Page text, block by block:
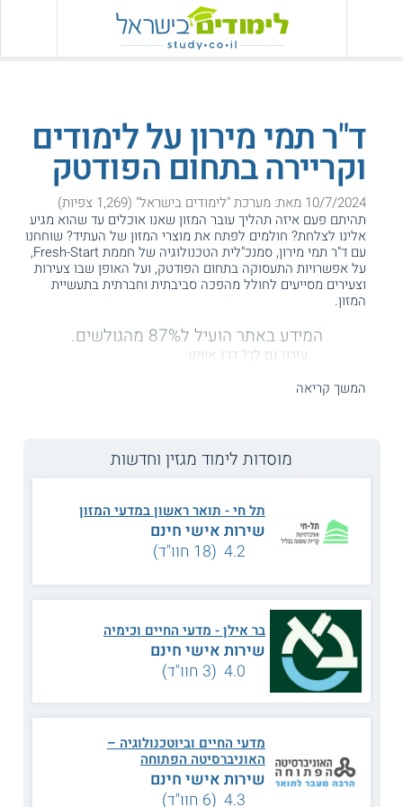
ד"ר תמי מירון על לימודים
וקריירה בתחום הפודטק
10/7/2024 מאת: מערכת "לימודים בישראל" (1,269 צפיות)
תהיתם פעם איזה תהליך עובר המזון שאנו אוכלים עד שהוא מגיע
אלינו לצלחת? חולמים לפתח את מוצרי המזון של העתיד? שוחחנו
עם ד"ר תמי מירון, סמנכ"לית הטכנולוגיה של חממת Fresh-Start,
על אפשרויות התעסוקה בתחום הפודטק, ועל האופן שבו צעירות
וצעירים מסייעים לחולל מהפכה סביבתית וחברתית בתעשיית
המזון.
המידע באתר הועיל ל87% מהגולשים.
עזרנו גם לך? דרג אותנו:
צילום: רמי זינגר
ד"ר תמי מירון על קריירה בתחום הפודטק, ועל פיתוח מזון
העתיד
תעשיית הפודטק (Food-Tech), או ההייטק של המזון, היא אחת
התעשיות הפורחות בישראל, עם מאות חברות וסטארט אפים,
והשקעות של מעל מיליארד וחצי דולרים בשנה. מדובר בתחום
המתמקד בפיתוח טכנולוגיות ומוצרי מזון חדשניים ופורצי דרך.
המשך קריאה
מוסדות לימוד מגזין וחדשות
תל חי - תואר ראשון במדעי המזון
שירות אישי חינם
4.2 (18 חוו"ד)
בר אילן - מדעי החיים וכימיה
שירות אישי חינם
4.0 (3 חוו"ד)
מדעי החיים וביוטכנולוגיה –
האוניברסיטה הפתוחה
שירות אישי חינם
4.3 (6 חוו"ד)